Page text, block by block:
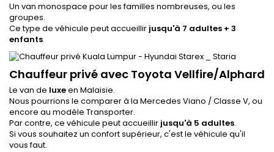
Un van monospace pour les familles nombreuses, ou les
groupes.
Ce type de véhicule peut accueillir jusqu'à 7 adultes + 3
enfants.
Chauffeur privé avec Toyota Vellfire/Alphard
Le van de luxeen Malaisie.
Nous pourrions le comparer à la Mercedes Viano / Classe V, ou
encore au modèle Transporter.
Par contre, ce véhicule peut accueillir jusqu'à 5 adultes.
Si vous souhaitez un confort supérieur, c'est le véhicule qu'il
vous faut.